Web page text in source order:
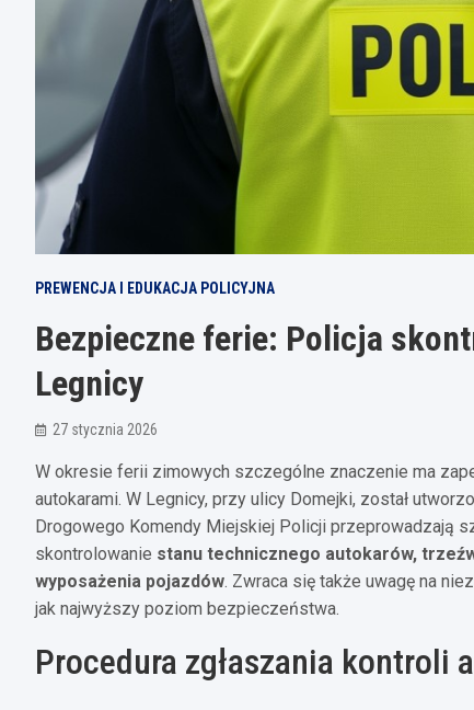
PREWENCJA I EDUKACJA POLICYJNA
Bezpieczne ferie: Policja
Legnicy
27 stycznia 2026
W okresie ferii zimowych szczególne znaczenie ma
autokarami. W Legnicy, przy ulicy Domejki, został
Drogowego Komendy Miejskiej Policji przeprowadzają
skontrolowanie stanu technicznego autokarów,
wyposażenia pojazdów. Zwraca się także uwagę na
jak najwyższy poziom bezpieczeństwa.
Procedura zgłaszania kontroli